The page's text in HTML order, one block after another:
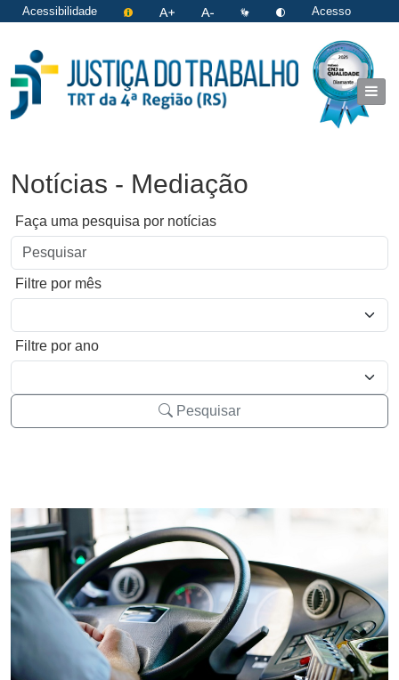
Acessibilidade
Acesso
Notícias - Mediação
Faça uma pesquisa por notícias
Filtre por mês
Filtre por ano
Pesquisar